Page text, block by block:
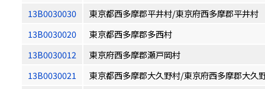
13B0030030
東京都西多摩郡平井村/東京府西多摩郡平井村
13B0030020
東京都西多摩郡多西村
13B0030012
東京府西多摩郡瀬戸岡村
13B0030021
東京都西多摩郡大久野村/東京府西多摩郡大久